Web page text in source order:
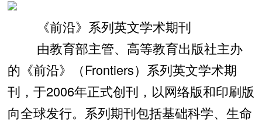
《前沿》系列英文学术期刊
由教育部主管、高等教育出版社主办
的《前沿》（Frontiers）系列英文学术期
刊，于2006年正式创刊，以网络版和印刷版
向全球发行。系列期刊包括基础科学、生命